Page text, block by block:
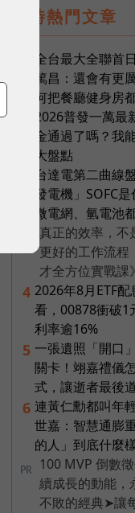
即時熱門文章
全台最大全聯首
篤昌：還會有更
何把餐廳健身房
2026普發一萬最
金通過了嗎？我
大盤點
台達電第二曲線
發電機」SOFC
微電網、氫電池
真正的效率，不
更好的工作流程
才全方位實戰課》
4 2026年8月ETF
看，00878衝破1
利率逾16%
5 一張遺照「開口
關卡！翊嘉禮儀
式，讓逝者最後
6 連黃仁勳都叫年
世嘉：智慧通膨
的人」到底什麼
PR
100 MVP 倒數
續成長的動能，
不敗的經典➤讓